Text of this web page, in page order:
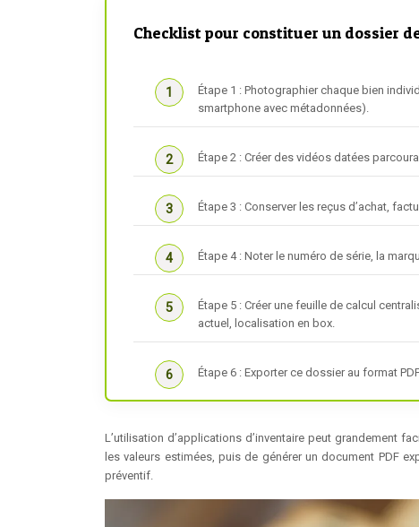
Checklist pour constituer un dossier
Étape 1 : Photographier chaque bien
smartphone avec métadonnées).
Étape 2 : Créer des vidéos datées
Étape 3 : Conserver les reçus d’achat,
Étape 4 : Noter le numéro de série, la
Étape 5 : Créer une feuille de calcul
actuel, localisation en box.
Étape 6 : Exporter ce dossier au format
L’utilisation d’applications d’inventaire peut grandement
les valeurs estimées, puis de générer un document PDF
préventif.